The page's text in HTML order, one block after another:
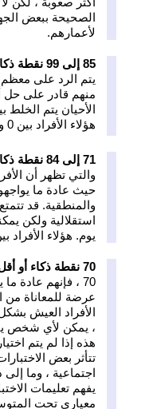
الصحيحة ببعض
لأعمارهم.
يتم الرد على معظم
منهم قادر على حل
الأحيان يتم الخلط
هؤلاء الأفراد بين 0 و 1 الانحراف المعياري تحت المتوسط.
والتي تظهر أن
حيث عادة ما
والمنطقية. قد تتمتع
استقلالية ولكن
يوم. هؤلاء الأفراد بين 1 و 2 انحراف معياري أقل من المتوسط.
70 ، فإنهم عادة ما
عرضة للمعاناة من
الأفراد العيش بشكل
، يمكن لأي شخص
هذه إذا لم يتم
تتأثر بعض الاختبارات
اجتماعية ، وما إلى
معياري تحت